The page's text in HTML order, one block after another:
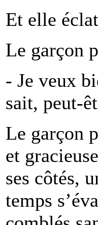
Et elle
Le garçon
- Je veux
sait, peut-
Le garçon
et
ses côtés,
temps